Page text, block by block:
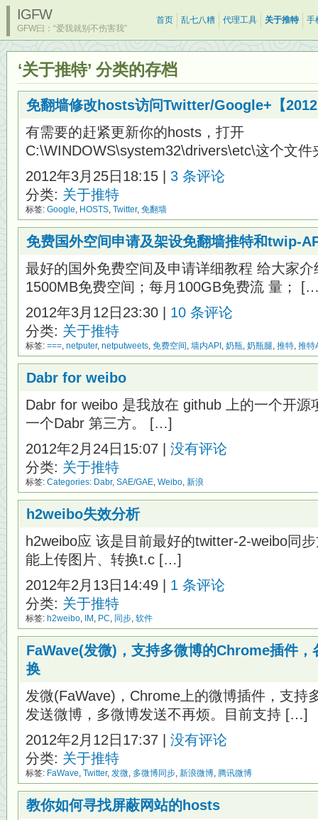
IGFW
GFW曰：“爱我就别不伤害我”
首页 乱七八糟 代理工具 关于推特 手
‘关于推特’ 分类的存档
免翻墙修改hosts访问Twitter/Google+【
有需要的赶紧更新你的hosts，打开
C:\WINDOWS\system32\drivers\etc\这个文
2012年3月25日18:15 | 3 条评论
分类: 关于推特
标签: Google, HOSTS, Twitter, 免翻墙
免费国外空间申请及架设免翻墙推特和twip-
最好的国外免费空间及申请详细教程 给大家
1500MB免费空间；每月100GB免费流 量；
2012年3月12日23:30 | 10 条评论
分类: 关于推特
标签: ===, netputer, netputweets, 免费空间, 墙内API , 奶瓶, 奶瓶腿, 推特, 推特
Dabr for weibo
Dabr for weibo 是我放在 github 上的一个开源
一个Dabr 第三方。 […]
2012年2月24日15:07 | 没有评论
分类: 关于推特
标签: Categories: Dabr, SAE/GAE, Weibo, 新浪
h2weibo失效分析
h2weibo应 该是目前最好的twitter-2-weibo同
能上传图片、转换t.c […]
2012年2月13日14:49 | 1 条评论
分类: 关于推特
标签: h2weibo, IM , PC, 同步, 软件
FaWave(发微)，支持多微博的Chrome插件，
换
发微(FaWave)，Chrome上的微博插件，支持
发送微博，多微博发送不再烦。目前支持 […]
2012年2月12日17:37 | 没有评论
分类: 关于推特
标签: FaWave, Twitter, 发微, 多微博同步, 新浪微博, 腾讯微博
教你如何寻找屏蔽网站的hosts